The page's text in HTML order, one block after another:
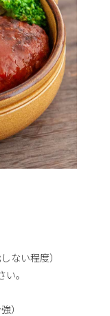
ない程度）
。
）